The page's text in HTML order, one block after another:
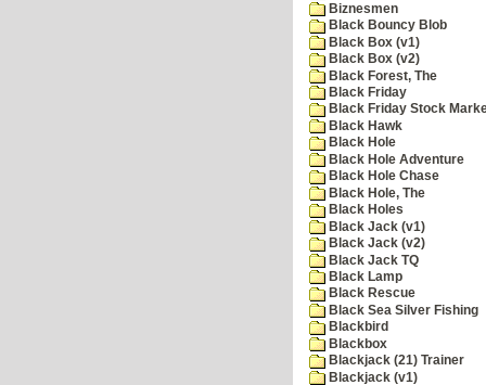
Biznesmen
Black Bouncy Blob
Black Box (v1)
Black Box (v2)
Black Forest, The
Black Friday
Black Friday Stock
Black Hawk
Black Hole
Black Hole Adventure
Black Hole Chase
Black Hole, The
Black Holes
Black Jack (v1)
Black Jack (v2)
Black Jack TQ
Black Lamp
Black Rescue
Black Sea Silver Fishing
Blackbird
Blackbox
Blackjack (21) Trainer
Blackjack (v1)